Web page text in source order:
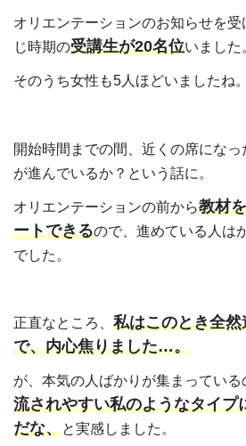
オリエンテーションのお知らせを受
じ時期の受講生が20名位いました
そのうち女性も5人ほどいましたね。
開始時間までの間、近くの席にな
が進んでいるか？という話に。
オリエンテーションの前から教材
ートできるので、進めている人は
でした。
正直なところ、 私はこのとき全
で、内心焦りました…。
が、本気の人ばかりが集まっている
流されやすい私のようなタイプ
だな、と実感しました。